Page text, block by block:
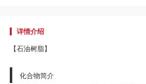
详情介绍
【石油树脂】
化合物简介